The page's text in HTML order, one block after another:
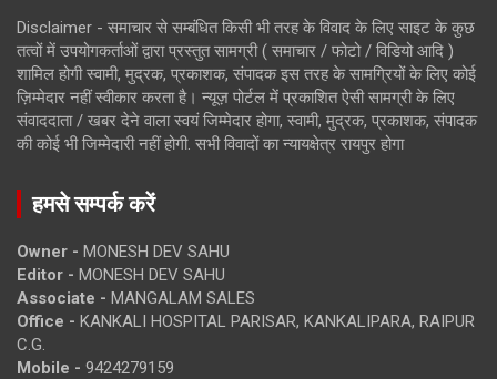
Disclaimer - समाचार से सम्बंधित किसी भी तरह के विवाद के लिए साइट के कुछ
तत्वों में उपयोगकर्ताओं द्वारा प्रस्तुत सामग्री ( समाचार / फोटो / विडियो आदि )
शामिल होगी स्वामी, मुद्रक, प्रकाशक, संपादक इस तरह के सामग्रियों के लिए कोई
ज़िम्मेदार नहीं स्वीकार करता है। न्यूज़ पोर्टल में प्रकाशित ऐसी सामग्री के लिए
संवाददाता / खबर देने वाला स्वयं जिम्मेदार होगा, स्वामी, मुद्रक, प्रकाशक, संपादक
की कोई भी जिम्मेदारी नहीं होगी. सभी विवादों का न्यायक्षेत्र रायपुर होगा
हमसे सम्पर्क करें
Owner - MONESH DEV SAHU
Editor - MONESH DEV SAHU
Associate - MANGALAM SALES
Office - KANKALI HOSPITAL PARISAR, KANKALIPARA, RAIPUR
C.G.
Mobile - 9424279159